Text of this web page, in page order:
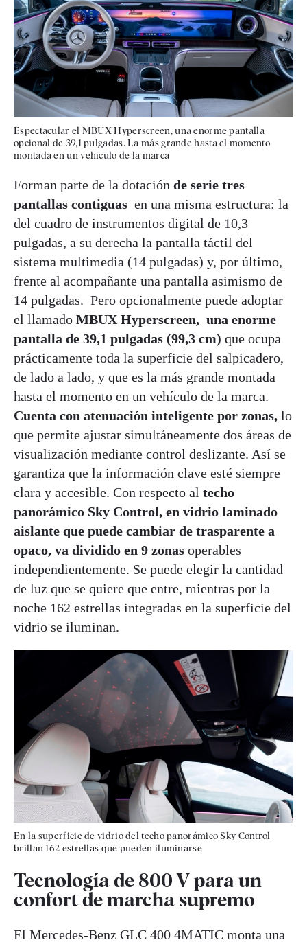
Espectacular el MBUX Hyperscreen, una enorme pantalla
opcional de 39,1 pulgadas. La más grande hasta el momento
montada en un vehículo de la marca
Forman parte de la dotación de serie tres
pantallas contiguas en una misma estructura: la
del cuadro de instrumentos digital de 10,3
pulgadas, a su derecha la pantalla táctil del
sistema multimedia (14 pulgadas) y, por último,
frente al acompañante una pantalla asimismo de
14 pulgadas. Pero opcionalmente puede adoptar
el llamado MBUX Hyperscreen, una enorme
pantalla de 39,1 pulgadas (99,3 cm) que ocupa
prácticamente toda la superficie del salpicadero,
de lado a lado, y que es la más grande montada
hasta el momento en un vehículo de la marca.
Cuenta con atenuación inteligente por zonas, lo
que permite ajustar simultáneamente dos áreas de
visualización mediante control deslizante. Así se
garantiza que la información clave esté siempre
clara y accesible. Con respecto al techo
panorámico Sky Control, en vidrio laminado
aislante que puede cambiar de trasparente a
opaco, va dividido en 9 zonas operables
independientemente. Se puede elegir la cantidad
de luz que se quiere que entre, mientras por la
noche 162 estrellas integradas en la superficie del
vidrio se iluminan.
En la superficie de vidrio del techo panorámico Sky Control
brillan 162 estrellas que pueden iluminarse
Tecnología de 800 V para un
confort de marcha supremo
El Mercedes-Benz GLC 400 4MATIC monta una